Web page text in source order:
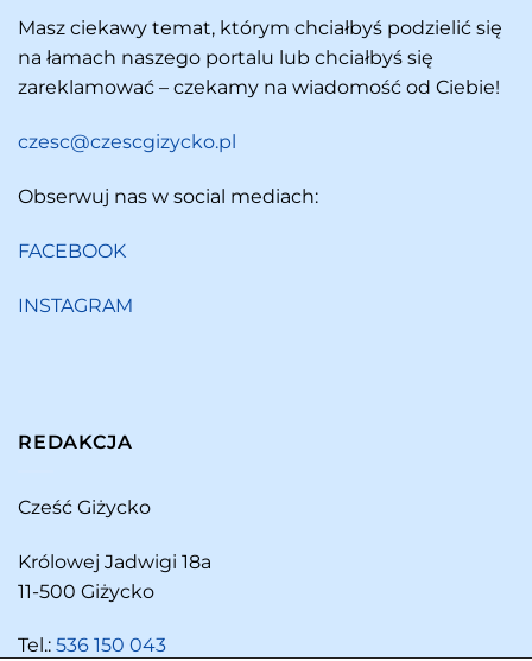
Masz ciekawy temat, którym chciałbyś podzielić się
na łamach naszego portalu lub chciałbyś się
zareklamować – czekamy na wiadomość od Ciebie!
czesc@czescgizycko.pl
Obserwuj nas w social mediach:
FACEBOOK
INSTAGRAM
REDAKCJA
Cześć Giżycko
Królowej Jadwigi 18a
11-500 Giżycko
Tel.: 536 150 043